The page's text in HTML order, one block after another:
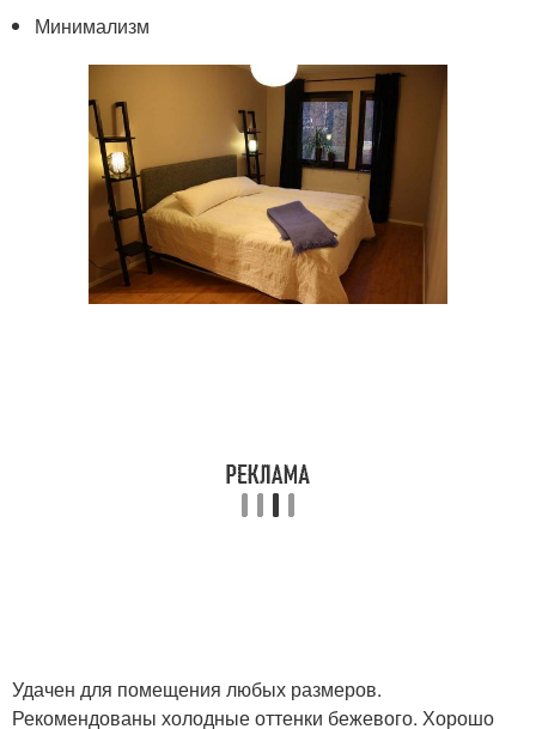
Минимализм
Удачен для помещения любых размеров.
Рекомендованы холодные оттенки бежевого. Хорошо